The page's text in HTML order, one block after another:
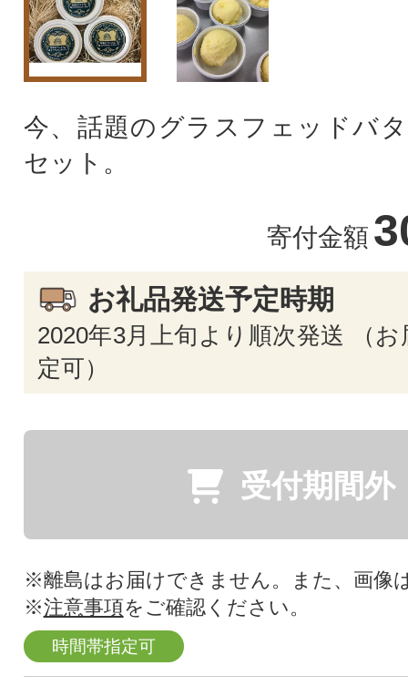
今、話題のグラスフェッドバ
セット。
寄付金額
お礼品発送予定時期
2020年3月上旬より順次発送 （
定可）
受付期間外
※離島はお届けできません。また、画像
※注意事項をご確認ください。
時間帯指定可